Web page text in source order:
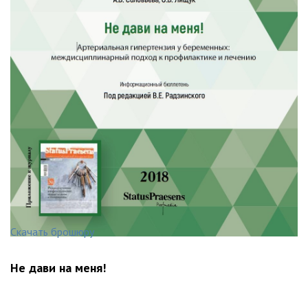
Скачать брошюру
Не дави на меня!